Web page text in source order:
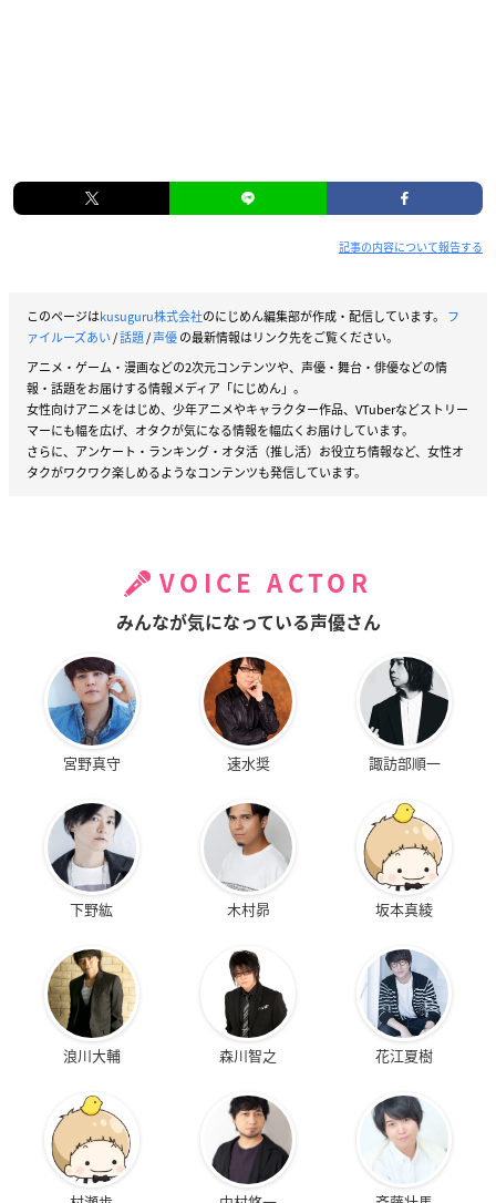
記事の内容について報告する
このページはkusuguru株式会社のにじめん編集部が作成・配信しています。 フ
ァイルーズあい/話題/声優の最新情報はリンク先をご覧ください。
アニメ・ゲーム・漫画などの2次元コンテンツや、声優・舞台・俳優などの情
報・話題をお届けする情報メディア「にじめん」。
女性向けアニメをはじめ、少年アニメやキャラクター作品、VTuberなどストリー
マーにも幅を広げ、オタクが気になる情報を幅広くお届けしています。
さらに、アンケート・ランキング・オタ活（推し活）お役立ち情報など、女性オ
タクがワクワク楽しめるようなコンテンツも発信しています。
VOICE ACTOR
みんなが気になっている声優さん
宮野真守 速水奨 諏訪部順一
下野紘 木村昴 坂本真綾
浪川大輔 森川智之 花江夏樹